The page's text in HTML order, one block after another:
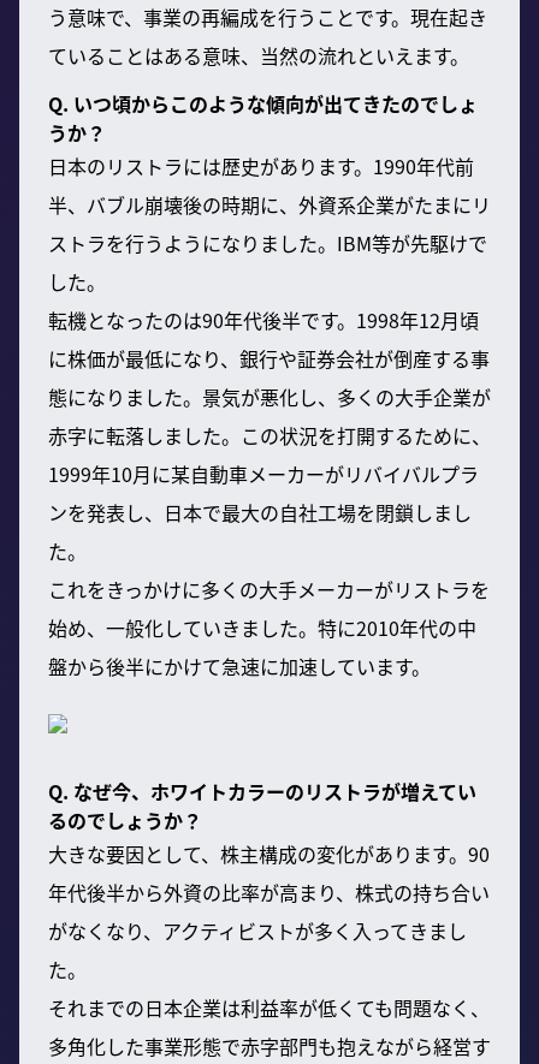
う意味で、事業の再編成を行うことです。現在起き
ていることはある意味、当然の流れといえます。
Q. いつ頃からこのような傾向が出てきたのでしょ
うか？
日本のリストラには歴史があります。1990年代前
半、バブル崩壊後の時期に、外資系企業がたまにリ
ストラを行うようになりました。IBM等が先駆けで
した。
転機となったのは90年代後半です。1998年12月頃
に株価が最低になり、銀行や証券会社が倒産する事
態になりました。景気が悪化し、多くの大手企業が
赤字に転落しました。この状況を打開するために、
1999年10月に某自動車メーカーがリバイバルプラ
ンを発表し、日本で最大の自社工場を閉鎖しまし
た。
これをきっかけに多くの大手メーカーがリストラを
始め、一般化していきました。特に2010年代の中
盤から後半にかけて急速に加速しています。
Q. なぜ今、ホワイトカラーのリストラが増えてい
るのでしょうか？
大きな要因として、株主構成の変化があります。90
年代後半から外資の比率が高まり、株式の持ち合い
がなくなり、アクティビストが多く入ってきまし
た。
それまでの日本企業は利益率が低くても問題なく、
多角化した事業形態で赤字部門も抱えながら経営す